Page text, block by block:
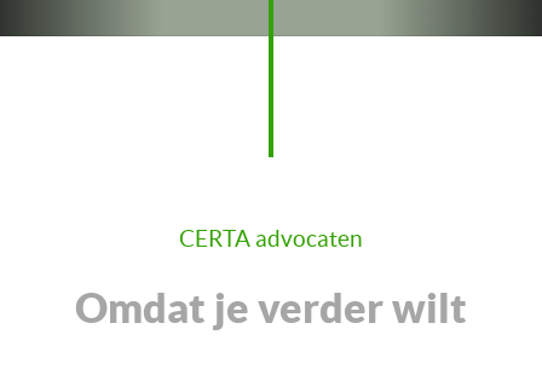
CERTA advocaten
Omdat je verder wilt